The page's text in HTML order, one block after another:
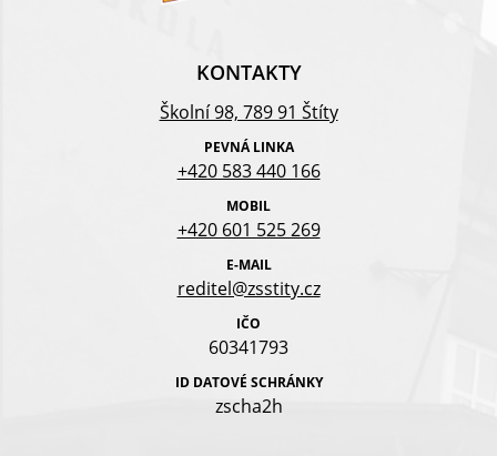
KONTAKTY
Školní 98, 789 91 Štíty
PEVNÁ LINKA
+420 583 440 166
MOBIL
+420 601 525 269
E-MAIL
reditel@zsstity.cz
IČO
60341793
ID DATOVÉ SCHRÁNKY
zscha2h